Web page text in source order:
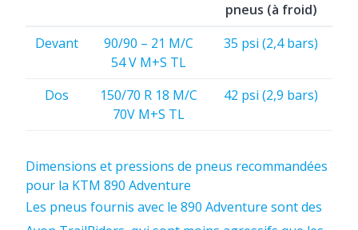
pneus (à froid)
Devant
90/90 – 21 M/C
54 V M+S TL
35 psi (2,4 bars)
Dos
150/70 R 18 M/C
70V M+S TL
42 psi (2,9 bars)
Dimensions et pressions de pneus recommandées
pour la KTM 890 Adventure
Les pneus fournis avec le 890 Adventure sont des